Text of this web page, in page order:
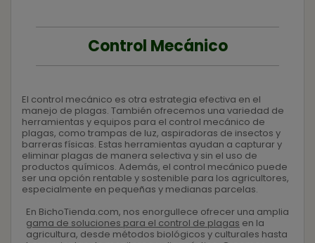
Control Mecánico
El control mecánico es otra estrategia efectiva en el
manejo de plagas. También ofrecemos una variedad de
herramientas y equipos para el control mecánico de
plagas, como trampas de luz, aspiradoras de insectos y
barreras físicas. Estas herramientas ayudan a capturar y
eliminar plagas de manera selectiva y sin el uso de
productos químicos. Además, el control mecánico puede
ser una opción rentable y sostenible para los agricultores,
especialmente en pequeñas y medianas parcelas.
En BichoTienda.com, nos enorgullece ofrecer una amplia
gama de soluciones para el control de plagas en la
agricultura, desde métodos biológicos y culturales hasta